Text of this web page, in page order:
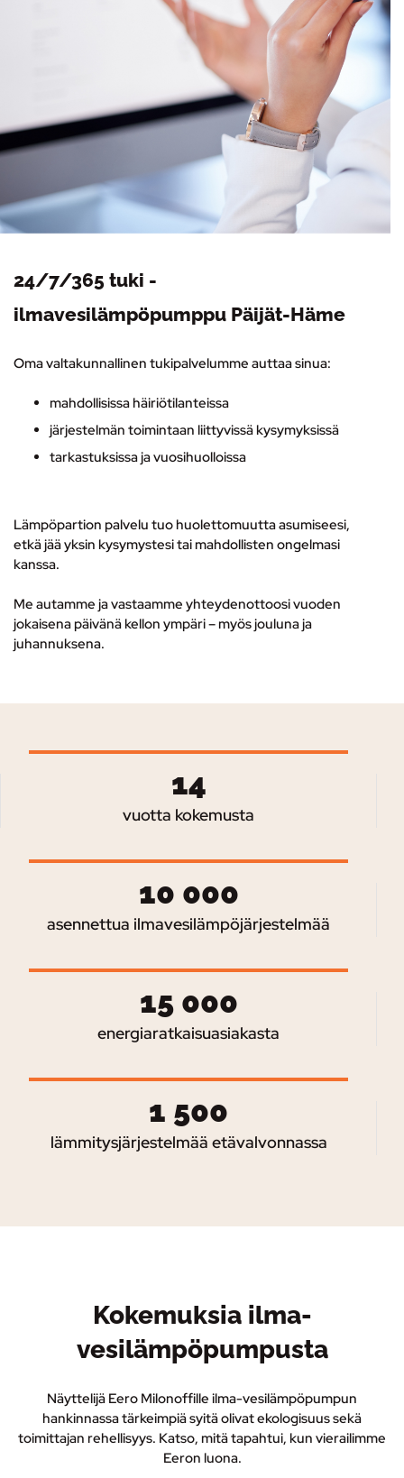
24/7/365 tuki -
ilmavesilämpöpumppu Päijät-Häme
Oma valtakunnallinen tukipalvelumme auttaa sinua:
mahdollisissa häiriötilanteissa
järjestelmän toimintaan liittyvissä kysymyksissä
tarkastuksissa ja vuosihuolloissa
Lämpöpartion palvelu tuo huolettomuutta asumiseesi,
etkä jää yksin kysymystesi tai mahdollisten ongelmasi
kanssa.
Me autamme ja vastaamme yhteydenottoosi vuoden
jokaisena päivänä kellon ympäri – myös jouluna ja
juhannuksena.
14
vuotta kokemusta
10 000
asennettua ilmavesilämpöjärjestelmää
15 000
energiaratkaisuasiakasta
1 500
lämmitysjärjestelmää etävalvonnassa
Kokemuksia ilma-
vesilämpöpumpusta
Näyttelijä Eero Milonoffille ilma-vesilämpöpumpun
hankinnassa tärkeimpiä syitä olivat ekologisuus sekä
toimittajan rehellisyys. Katso, mitä tapahtui, kun vierailimme
Eeron luona.